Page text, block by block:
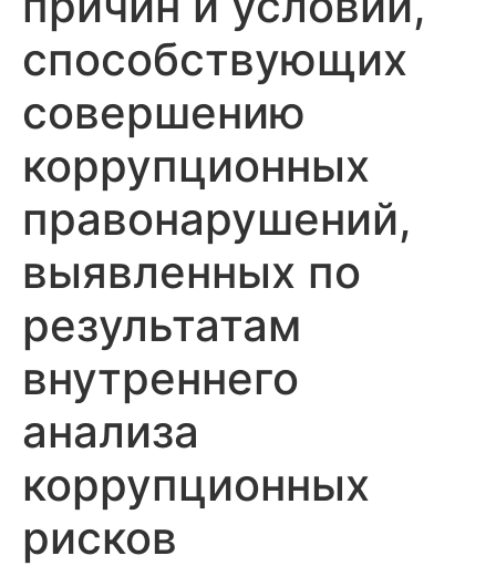
способствующих
совершению
коррупционных
правонарушений,
выявленных по
результатам
внутреннего
анализа
коррупционных
рисков